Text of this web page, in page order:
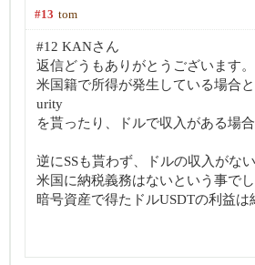
#13 tom
#12 KANさん
返信どうもありがとうございます。
米国籍で所得が発生している場合
urity
を貰ったり、ドルで収入がある場合
逆にSSも貰わず、ドルの収入がな
米国に納税義務はないという事でし
暗号資産で得たドルUSDTの利益は